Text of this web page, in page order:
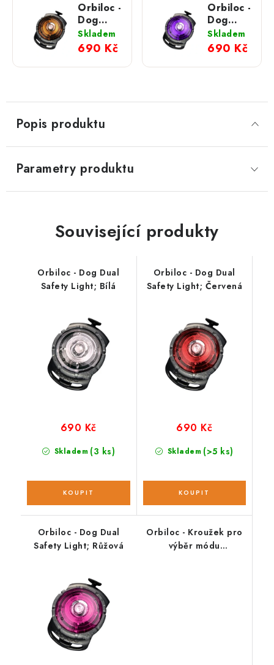
Orbiloc -
Dog
Dual
Safety
Light;
Zlatá
Skladem
690 Kč
Orbiloc -
Dog
Dual
Safety
Light;
Fialová
Skladem
690 Kč
Popis produktu
Parametry produktu
Související produkty
Orbiloc - Dog Dual
Safety Light; Bílá
Skladem (3 ks)
690 Kč
Orbiloc - Dog Dual
Safety Light; Červená
Skladem (>5 ks)
690 Kč
Orbiloc - Dog Dual
Safety Light; Růžová
Orbiloc - Kroužek pro
výběr módu